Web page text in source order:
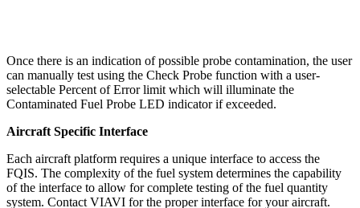
Once there is an indication of possible probe contamination, the user
can manually test using the Check Probe function with a user-
selectable Percent of Error limit which will illuminate the
Contaminated Fuel Probe LED indicator if exceeded.
Aircraft Specific Interface
Each aircraft platform requires a unique interface to access the
FQIS. The complexity of the fuel system determines the capability
of the interface to allow for complete testing of the fuel quantity
system. Contact VIAVI for the proper interface for your aircraft.